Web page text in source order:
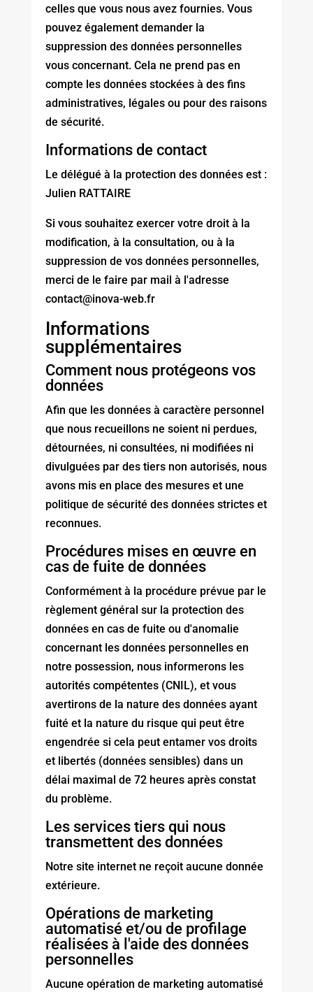
celles que vous nous avez fournies. Vous
pouvez également demander la
suppression des données personnelles
vous concernant. Cela ne prend pas en
compte les données stockées à des fins
administratives, légales ou pour des raisons
de sécurité.
Informations de contact
Le délégué à la protection des données est :
Julien RATTAIRE
Si vous souhaitez exercer votre droit à la
modification, à la consultation, ou à la
suppression de vos données personnelles,
merci de le faire par mail à l'adresse
contact@inova-web.fr
Informations
supplémentaires
Comment nous protégeons vos
données
Afin que les données à caractère personnel
que nous recueillons ne soient ni perdues,
détournées, ni consultées, ni modifiées ni
divulguées par des tiers non autorisés, nous
avons mis en place des mesures et une
politique de sécurité des données strictes et
reconnues.
Procédures mises en œuvre en
cas de fuite de données
Conformément à la procédure prévue par le
règlement général sur la protection des
données en cas de fuite ou d'anomalie
concernant les données personnelles en
notre possession, nous informerons les
autorités compétentes (CNIL), et vous
avertirons de la nature des données ayant
fuité et la nature du risque qui peut être
engendrée si cela peut entamer vos droits
et libertés (données sensibles) dans un
délai maximal de 72 heures après constat
du problème.
Les services tiers qui nous
transmettent des données
Notre site internet ne reçoit aucune donnée
extérieure.
Opérations de marketing
automatisé et/ou de profilage
réalisées à l'aide des données
personnelles
Aucune opération de marketing automatisé